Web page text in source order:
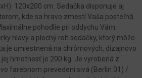
120x200 cm. Sedačka disponuje aj
kde sa hravo zmestí Vaša posteľná
pohodlie pri oddychu Vám
hlavy a plochý roh sedačky, ktorý môže
je umiestnená na chrómových, dizajnovo
hmotnosť je 200 kg. Je vyrobená z
farebnom prevedení sivá (Berlin 01) /